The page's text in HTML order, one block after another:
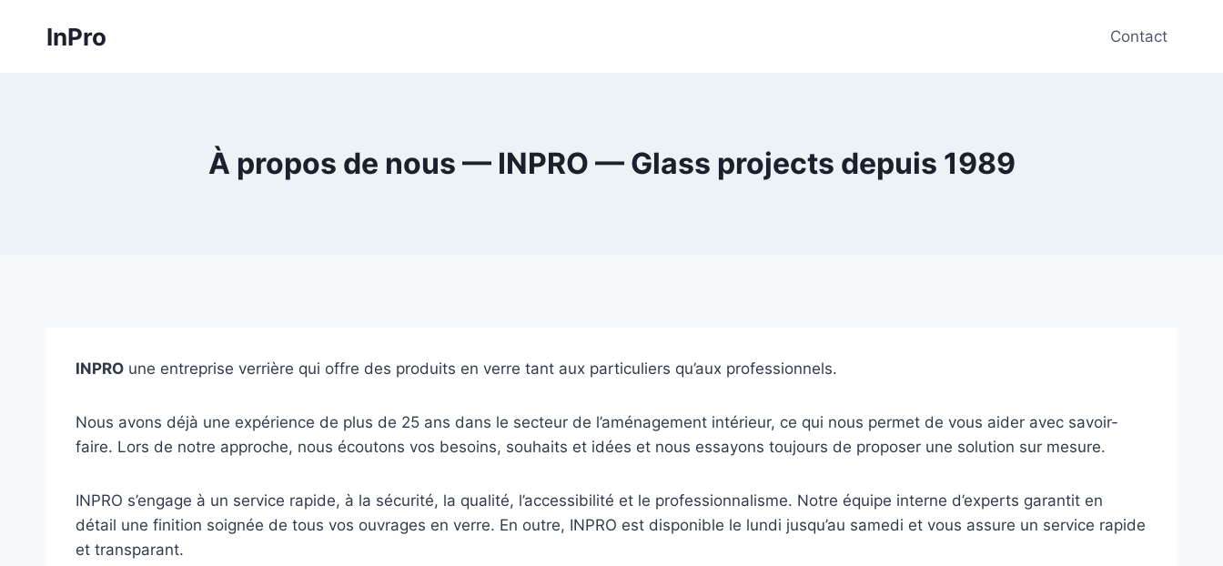
InPro Contact
À propos de nous — INPRO — Glass projects depuis 1989
INPRO une entreprise verrière qui offre des produits en verre tant aux particuliers qu’aux professionnels.
Nous avons déjà une expérience de plus de 25 ans dans le secteur de l’aménagement intérieur, ce qui nous permet de vous aider avec savoir-
faire. Lors de notre approche, nous écoutons vos besoins, souhaits et idées et nous essayons toujours de proposer une solution sur mesure.
INPRO s’engage à un service rapide, à la sécurité, la qualité, l’accessibilité et le professionnalisme. Notre équipe interne d’experts garantit en
détail une finition soignée de tous vos ouvrages en verre. En outre, INPRO est disponible le lundi jusqu’au samedi et vous assure un service rapide
et transparant.